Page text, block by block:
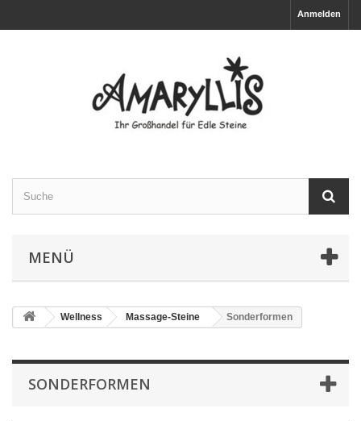
Anmelden
MENÜ
Wellness Massage-Steine Sonderformen
SONDERFORMEN